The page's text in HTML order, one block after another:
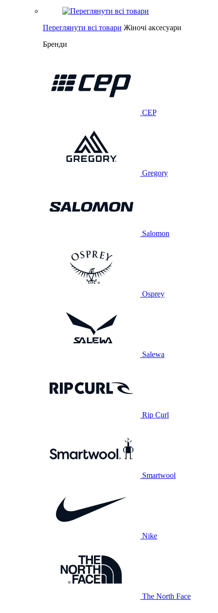
Переглянути всі товари Жіночі аксесуари
Бренди
CEP
Gregory
Salomon
Osprey
Salewa
Rip Curl
Smartwool
Nike
The North Face